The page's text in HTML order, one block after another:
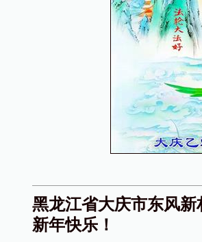
黑龙江省大庆市东风
新年快乐！